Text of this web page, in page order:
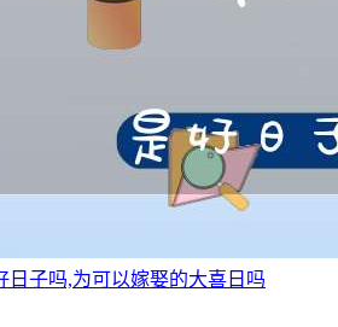
日子吗,为可以嫁娶的大喜日吗